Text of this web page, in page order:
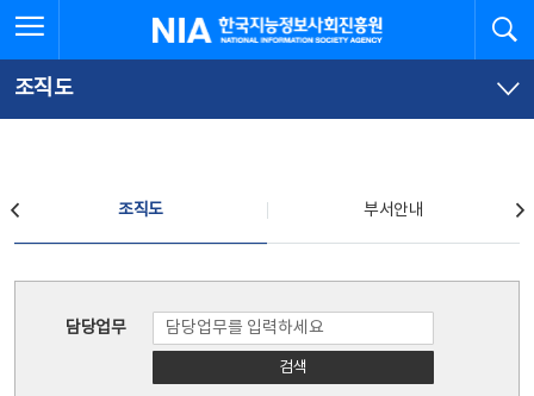
문
로
가
체
뉴
바
가
한국지능정보사회진흥원
조직도
조직도 부서안내
담당업무
검색